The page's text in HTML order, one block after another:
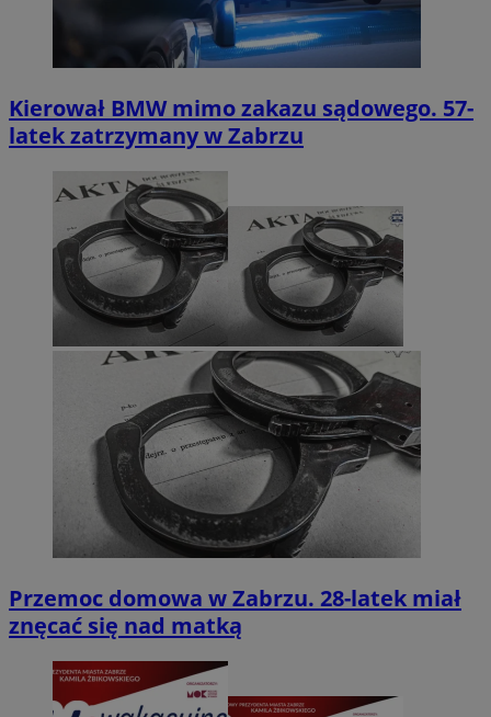
Kierował BMW mimo zakazu sądowego. 57-
latek zatrzymany w Zabrzu
Przemoc domowa w Zabrzu. 28-latek miał
znęcać się nad matką